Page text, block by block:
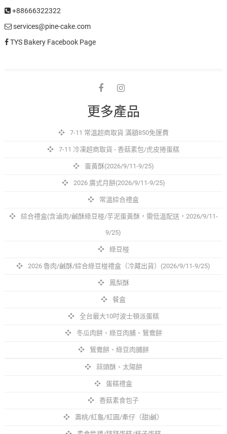
+88666322322
services@pine-cake.com
TYS Bakery Facebook Page
facebookinstagram
更多產品
7-11 常溫超商取貨 滿額850免運費
7-11 冷凍超商取貨 - 香菇素包/虎皮捲蛋糕
蛋黃酥(2026/9/11-9/25)
2026 廣式月餅(2026/9/11-9/25)
常溫綜合禮盒
綜合禮盒(含滷肉/鹹酥綠豆椪/芋泥蛋黃酥，需低溫配送，2026/9/11-
9/25)
綠豆椪
2026 魯肉/鹹酥/綜合綠豆椪禮盒（冷藏出貨）(2026/9/11-9/25)
鳳梨酥
餐盒
全台最大10吋波士頓派蛋糕
冬瓜肉餅、綠豆肉脯、鴛鴦餅
鴛鴦餅、綠豆肉脯餅
蒜頭酥、太陽餅
蛋糕禮盒
香菇素食包子
壽桃/紅龜/紅圓/牽仔（甜|鹹）